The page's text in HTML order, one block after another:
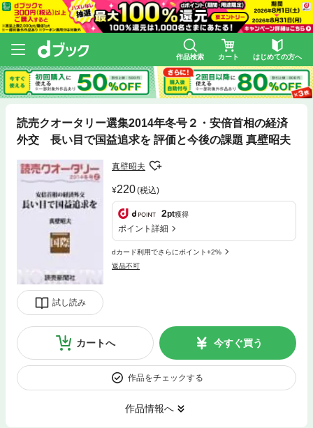
作品検索 カート はじめての方へ
読売クオータリー選集2014年冬号２・安倍首相の経済
外交 長い目で国益追求を 評価と今後の課題 真壁昭夫
試し読み
真壁昭夫
220(税込)
2pt獲得
ポイント詳細
dカード利用でさらにポイント+2%
返品不可
カートへ 今すぐ買う
作品をチェックする
作品情報へ